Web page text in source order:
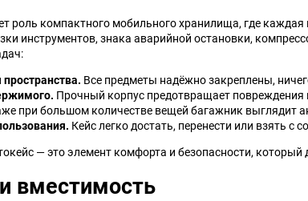
Jeep Jinbei
MG MINI
Mercedes-Benz Mazda
Mitsuoka
роль компактного мобильного хранилища, где
инструментов, знака аварийной остановки,
Все предметы надёжно закреплены,
Прочный корпус предотвращает повреждения
при большом количестве вещей багажник выглядит
Кейс легко достать, перенести или взять с
— это элемент комфорта и безопасности,
вместимость